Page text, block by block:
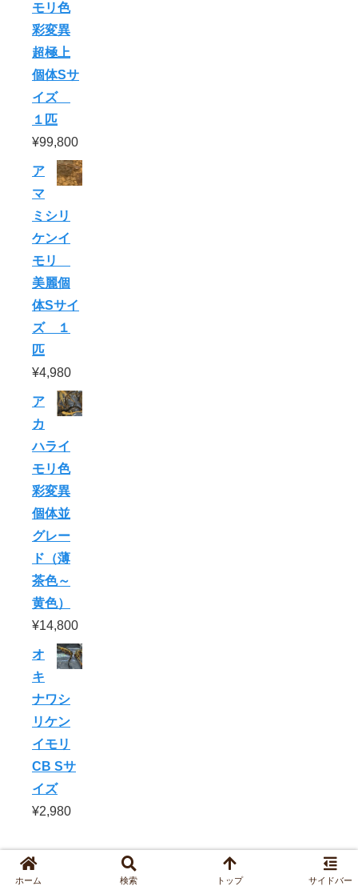
モリ色
彩変異
超極上
個体Sサ
イズ
１匹
¥99,800
ア
マ
ミシリ
ケンイ
モリ
美麗個
体Sサイ
ズ １
匹
¥4,980
ア
カ
ハライ
モリ色
彩変異
個体並
グレー
ド（薄
茶色～
黄色）
¥14,800
オ
キ
ナワシ
リケン
イモリ
CB Sサ
イズ
¥2,980
お問い合わせ・死着保証
プライバシーポリシー
ホーム 検索 トップ サイドバー